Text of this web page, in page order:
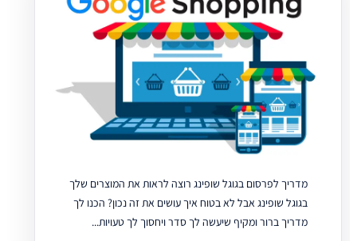
מדריך לפרסום בגוגל שופינג רוצה לראות את המוצרים שלך
בגוגל שופינג אבל לא בטוח איך עושים את זה נכון? הכנו לך
מדריך ברור ומקיף שיעשה לך סדר ויחסוך לך טעויות...